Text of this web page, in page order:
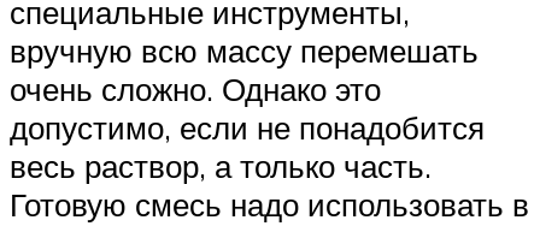
специальные инструменты,
вручную всю массу перемешать
очень сложно. Однако это
допустимо, если не понадобится
весь раствор, а только часть.
Готовую смесь надо использовать в